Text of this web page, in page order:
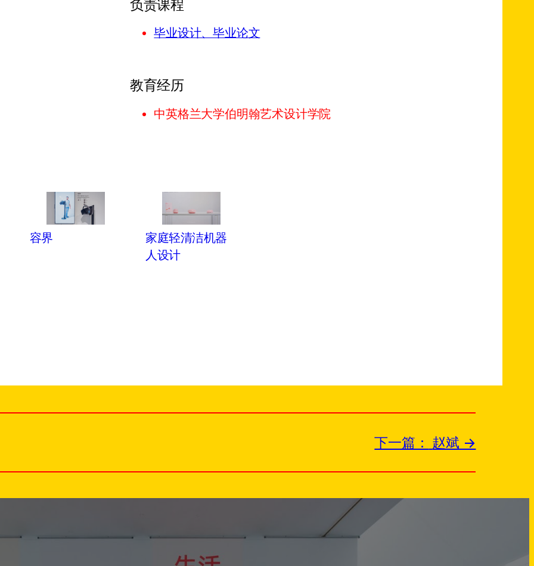
负责课程
毕业设计、毕业论文
教育经历
中英格兰大学伯明翰艺术设计学院
容界
家庭轻清洁机器
人设计
下一篇： 赵斌